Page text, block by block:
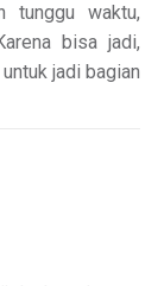
tunggu waktu,
bisa jadi,
jadi bagian